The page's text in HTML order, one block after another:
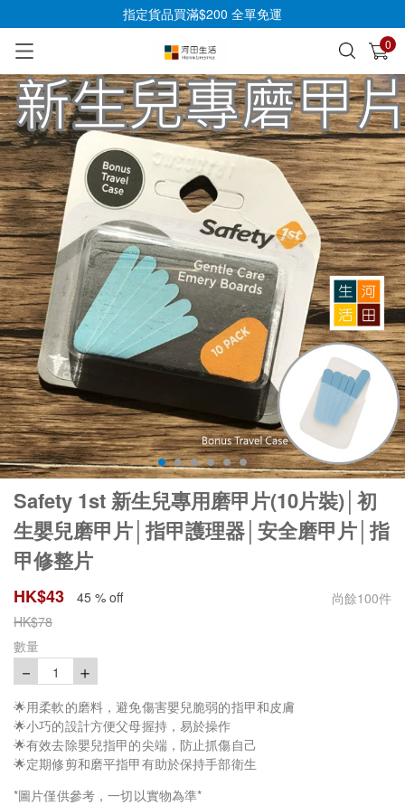
指定貨品買滿$200 全單免運
0
已加入購物車 查看
Safety 1st 新生兒專用磨甲片(10片裝)│初
生嬰兒磨甲片│指甲護理器│安全磨甲片│指
甲修整片
HK$43 45 % off 尚餘100件
HK$78
數量
－ 1 ＋
🌟用柔軟的磨料，避免傷害嬰兒脆弱的指甲和皮膚
🌟小巧的設計方便父母握持，易於操作
🌟有效去除嬰兒指甲的尖端，防止抓傷自己
🌟定期修剪和磨平指甲有助於保持手部衛生
*圖片僅供參考，一切以實物為準*